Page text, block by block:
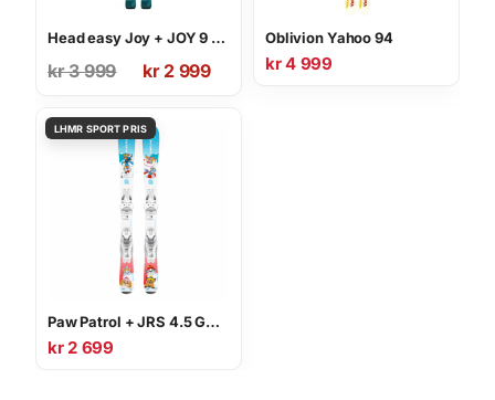
Head easy Joy + JOY 9 GW SLR
kr3 999
Opprinnelig
var:
kr 3
kr2 999
Nåværende
er:
kr 2
Oblivion Yahoo 94
kr4 999
Paw Patrol + JRS 4.5 GW CA
kr2 699